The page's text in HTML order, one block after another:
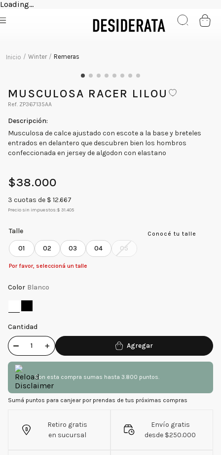
Loading...
Winter Remeras
MUSCULOSA RACER LILOU
ZP367135AA
Musculosa de calce ajustado con escote a la base y breteles
entrados en delantero que descubren bien los hombros
confeccionada en jersey de algodon con elastano
$38.000
3 cuotas de $ 12.667
Precio sin impuestos:$ 31.405
Conocé tu talle
Talle
01 02 03 04 05
Por favor, seleccioná un talle
Color Blanco
Cantidad
＋
－
Con esta compra sumas hasta 3.800 puntos.
Sumá puntos para canjear por prendas de tus próximas compras
Retiro gratis
en sucursal
Envío gratis
desde $250.000